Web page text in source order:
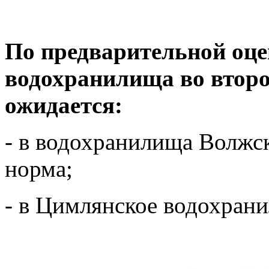
По предварительной
водохранилища во
ожидается:
- в водохранилища
норма;
- в Цимлянское